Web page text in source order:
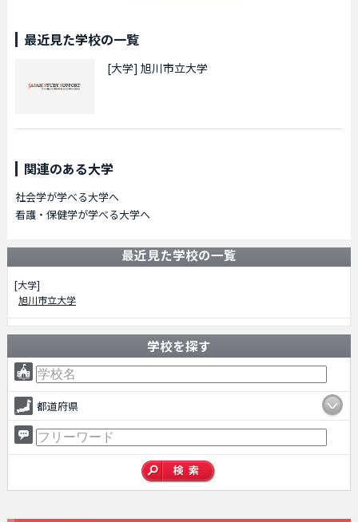
最近見た学校の一覧
[大学] 旭川市立大学
関連のある大学
社会学が学べる大学へ
看護・保健学が学べる大学へ
最近見た学校の一覧
[大学]
旭川市立大学
学校を探す
都道府県